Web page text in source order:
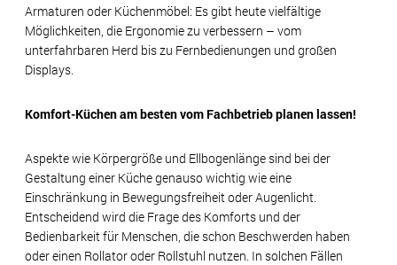
Armaturen oder Küchenmöbel: Es gibt heute vielfältige
Möglichkeiten, die Ergonomie zu verbessern – vom
unterfahrbaren Herd bis zu Fernbedienungen und großen
Displays.
Komfort-Küchen am besten vom Fachbetrieb planen lassen!
Aspekte wie Körpergröße und Ellbogenlänge sind bei der
Gestaltung einer Küche genauso wichtig wie eine
Einschränkung in Bewegungsfreiheit oder Augenlicht.
Entscheidend wird die Frage des Komforts und der
Bedienbarkeit für Menschen, die schon Beschwerden haben
oder einen Rollator oder Rollstuhl nutzen. In solchen Fällen